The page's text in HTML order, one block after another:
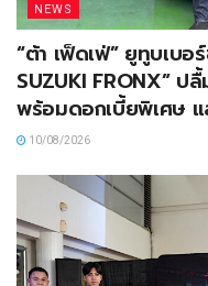
NEWS
“ต้า เฟ็ดเฟ่” ยูทูบเบอ
SUZUKI FRONX” ป
พร้อมดอกเบี้ยพิเศษ แ
10/08/2026